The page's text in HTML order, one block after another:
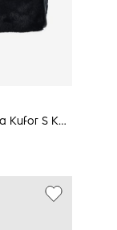
BIG STAR SHOES Taška Kufor S Kožušinou Big Star